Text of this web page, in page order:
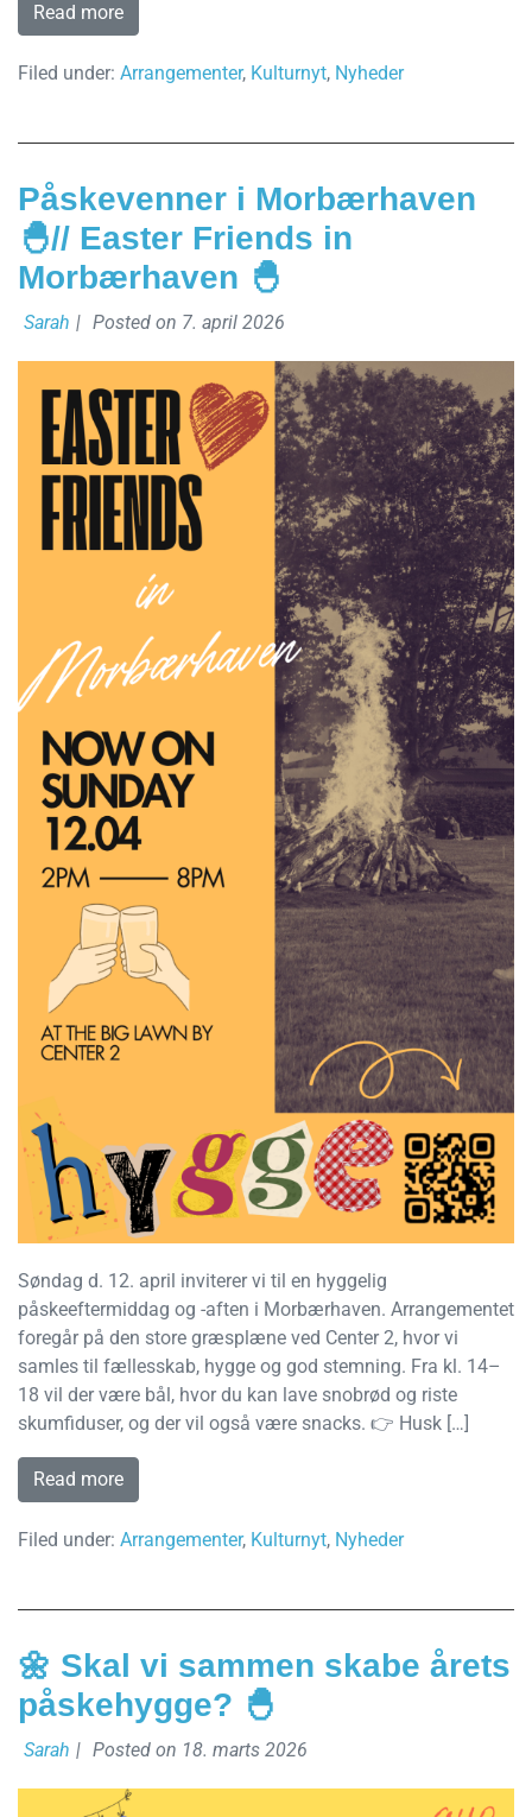
Read more
Filed under: Arrangementer, Kulturnyt, Nyheder
Påskevenner i Morbærhaven
🐣// Easter Friends in
Morbærhaven 🐣
Sarah | Posted on 7. april 2026
Søndag d. 12. april inviterer vi til en hyggelig
påskeeftermiddag og -aften i Morbærhaven. Arrangementet
foregår på den store græsplæne ved Center 2, hvor vi
samles til fællesskab, hygge og god stemning. Fra kl. 14–
18 vil der være bål, hvor du kan lave snobrød og riste
skumfiduser, og der vil også være snacks. 👉 Husk […]
Read more
Filed under: Arrangementer, Kulturnyt, Nyheder
🌼 Skal vi sammen skabe årets
påskehygge? 🐣
Sarah | Posted on 18. marts 2026